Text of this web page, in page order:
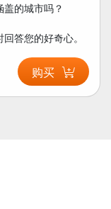
的城市吗？
答您的好奇心。
购买